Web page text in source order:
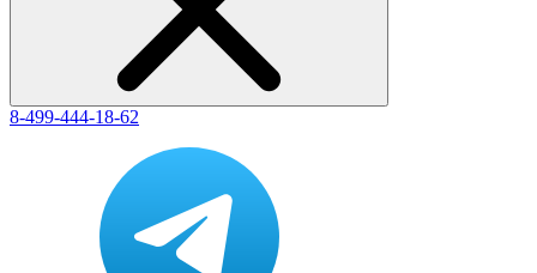
8-499-444-18-62